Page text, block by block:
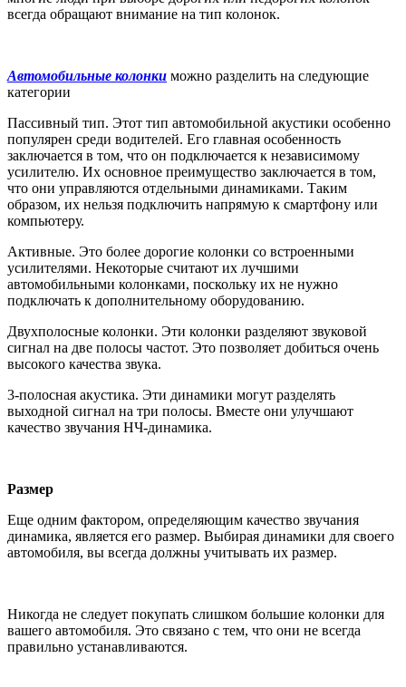
всегда обращают внимание на тип колонок.
Автомобильные колонки можно разделить на следующие
категории
Пассивный тип. Этот тип автомобильной акустики особенно
популярен среди водителей. Его главная особенность
заключается в том, что он подключается к независимому
усилителю. Их основное преимущество заключается в том,
что они управляются отдельными динамиками. Таким
образом, их нельзя подключить напрямую к смартфону или
компьютеру.
Активные. Это более дорогие колонки со встроенными
усилителями. Некоторые считают их лучшими
автомобильными колонками, поскольку их не нужно
подключать к дополнительному оборудованию.
Двухполосные колонки. Эти колонки разделяют звуковой
сигнал на две полосы частот. Это позволяет добиться очень
высокого качества звука.
3-полосная акустика. Эти динамики могут разделять
выходной сигнал на три полосы. Вместе они улучшают
качество звучания НЧ-динамика.
Размер
Еще одним фактором, определяющим качество звучания
динамика, является его размер. Выбирая динамики для своего
автомобиля, вы всегда должны учитывать их размер.
Никогда не следует покупать слишком большие колонки для
вашего автомобиля. Это связано с тем, что они не всегда
правильно устанавливаются.